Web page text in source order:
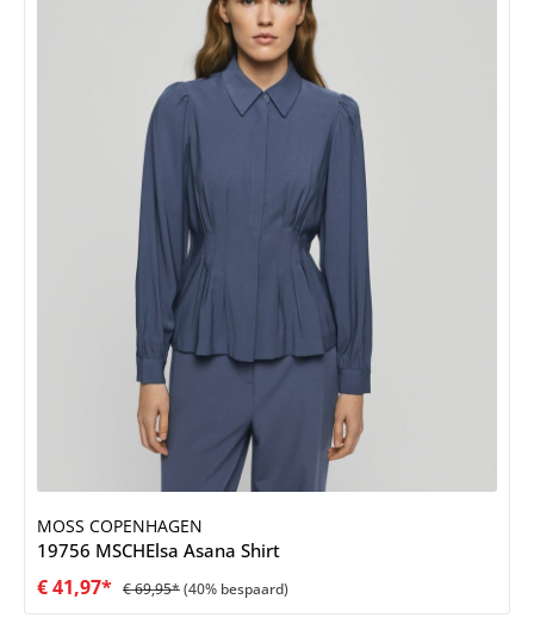
MOSS COPENHAGEN
19756 MSCHElsa Asana Shirt
€ 41,97* € 69,95*(40% bespaard)